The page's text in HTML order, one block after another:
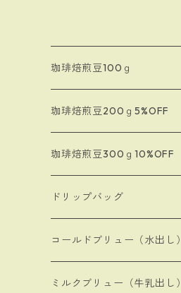
珈琲焙煎豆100ｇ
珈琲焙煎豆200ｇ5%OFF
珈琲焙煎豆300ｇ10%OFF
ドリップバッグ
コールドブリュー（水出し）
ミルクブリュー（牛乳出し）